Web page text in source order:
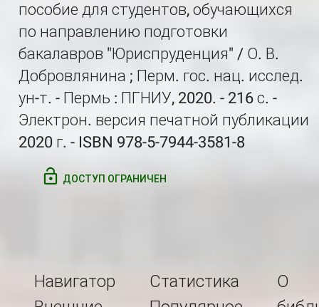
пособие для студентов, обучающихся
по направлению подготовки
бакалавров "Юриспруденция" / О. В.
Добровлянина ; Перм. гос. нац. исслед.
ун-т. - Пермь : ПГНИУ, 2020. - 216 с. -
Электрон. версия печатной публикации
2020 г. - ISBN 978-5-7944-3581-8
ДОСТУП ОГРАНИЧЕН
Навигатор
Статистика
О